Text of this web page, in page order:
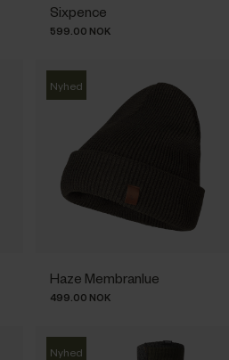
Sixpence
599.00 NOK
Nyhed
Haze Membranlue
499.00 NOK
Nyhed